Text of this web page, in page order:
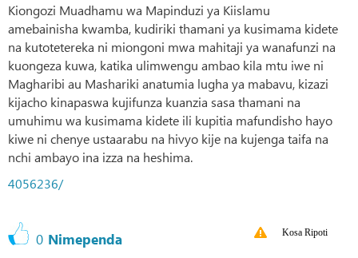
Kiongozi Muadhamu wa Mapinduzi ya Kiislamu
amebainisha kwamba, kudiriki thamani ya kusimama kidete
na kutotetereka ni miongoni mwa mahitaji ya wanafunzi na
kuongeza kuwa, katika ulimwengu ambao kila mtu iwe ni
Magharibi au Mashariki anatumia lugha ya mabavu, kizazi
kijacho kinapaswa kujifunza kuanzia sasa thamani na
umuhimu wa kusimama kidete ili kupitia mafundisho hayo
kiwe ni chenye ustaarabu na hivyo kije na kujenga taifa na
nchi ambayo ina izza na heshima.
4056236/
0 Nimependa Kosa Ripoti